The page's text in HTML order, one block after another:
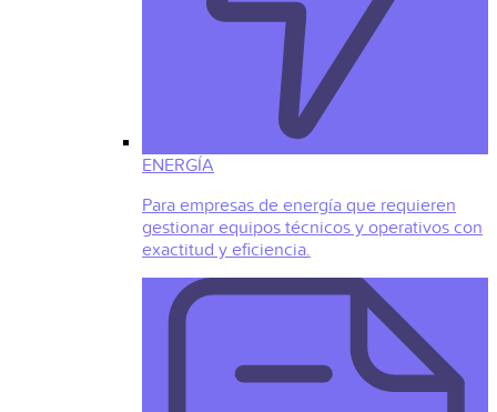
ENERGÍA
Para empresas de energía que requieren
gestionar equipos técnicos y operativos con
exactitud y eficiencia.